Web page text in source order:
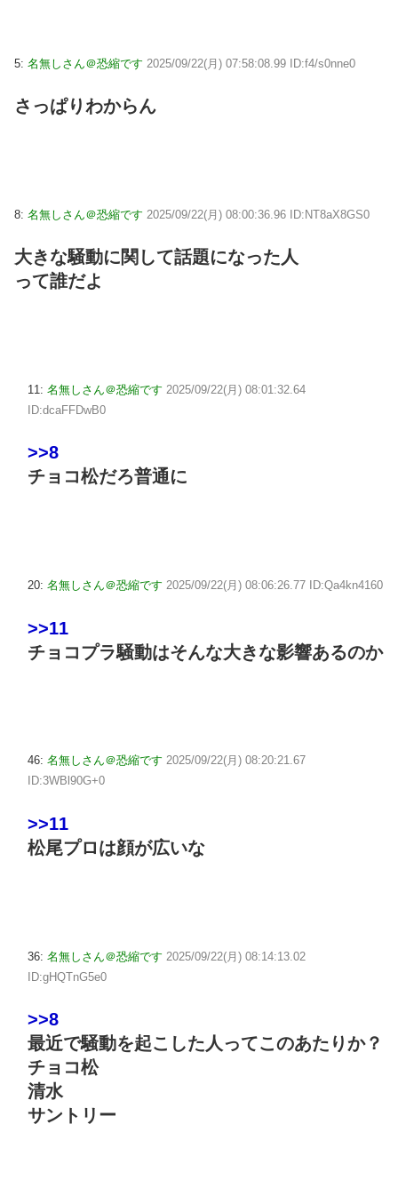
5: 名無しさん＠恐縮です 2025/09/22(月) 07:58:08.99 ID:f4/s0nne0
さっぱりわからん
8: 名無しさん＠恐縮です 2025/09/22(月) 08:00:36.96 ID:NT8aX8GS0
大きな騒動に関して話題になった人
って誰だよ
11: 名無しさん＠恐縮です 2025/09/22(月) 08:01:32.64
ID:dcaFFDwB0
>>8
チョコ松だろ普通に
20: 名無しさん＠恐縮です 2025/09/22(月) 08:06:26.77 ID:Qa4kn4160
>>11
チョコプラ騒動はそんな大きな影響あるのか
46: 名無しさん＠恐縮です 2025/09/22(月) 08:20:21.67
ID:3WBl90G+0
>>11
松尾プロは顔が広いな
36: 名無しさん＠恐縮です 2025/09/22(月) 08:14:13.02
ID:gHQTnG5e0
>>8
最近で騒動を起こした人ってこのあたりか？
チョコ松
清水
サントリー